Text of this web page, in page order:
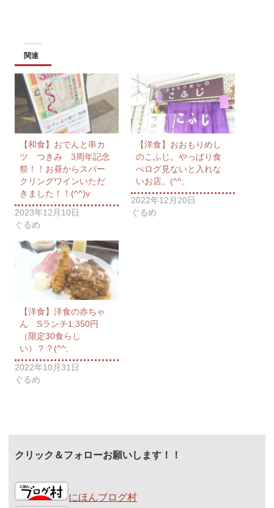
関連
【和食】おでんと串カ
ツ つきみ 3周年記念
祭！！お昼からスパー
クリングワインいただ
きました！！(^^)v
2023年12月10日
ぐるめ
【洋食】おおもりめし
のこふじ。やっぱり食
べログ見ないと入れな
いお店。(^^;
2022年12月20日
ぐるめ
【洋食】洋食の赤ちゃ
ん Sランチ1,350円
（限定30食らし
い）？？(^^;
2022年10月31日
ぐるめ
クリック＆フォローお願いします！！
にほんブログ村